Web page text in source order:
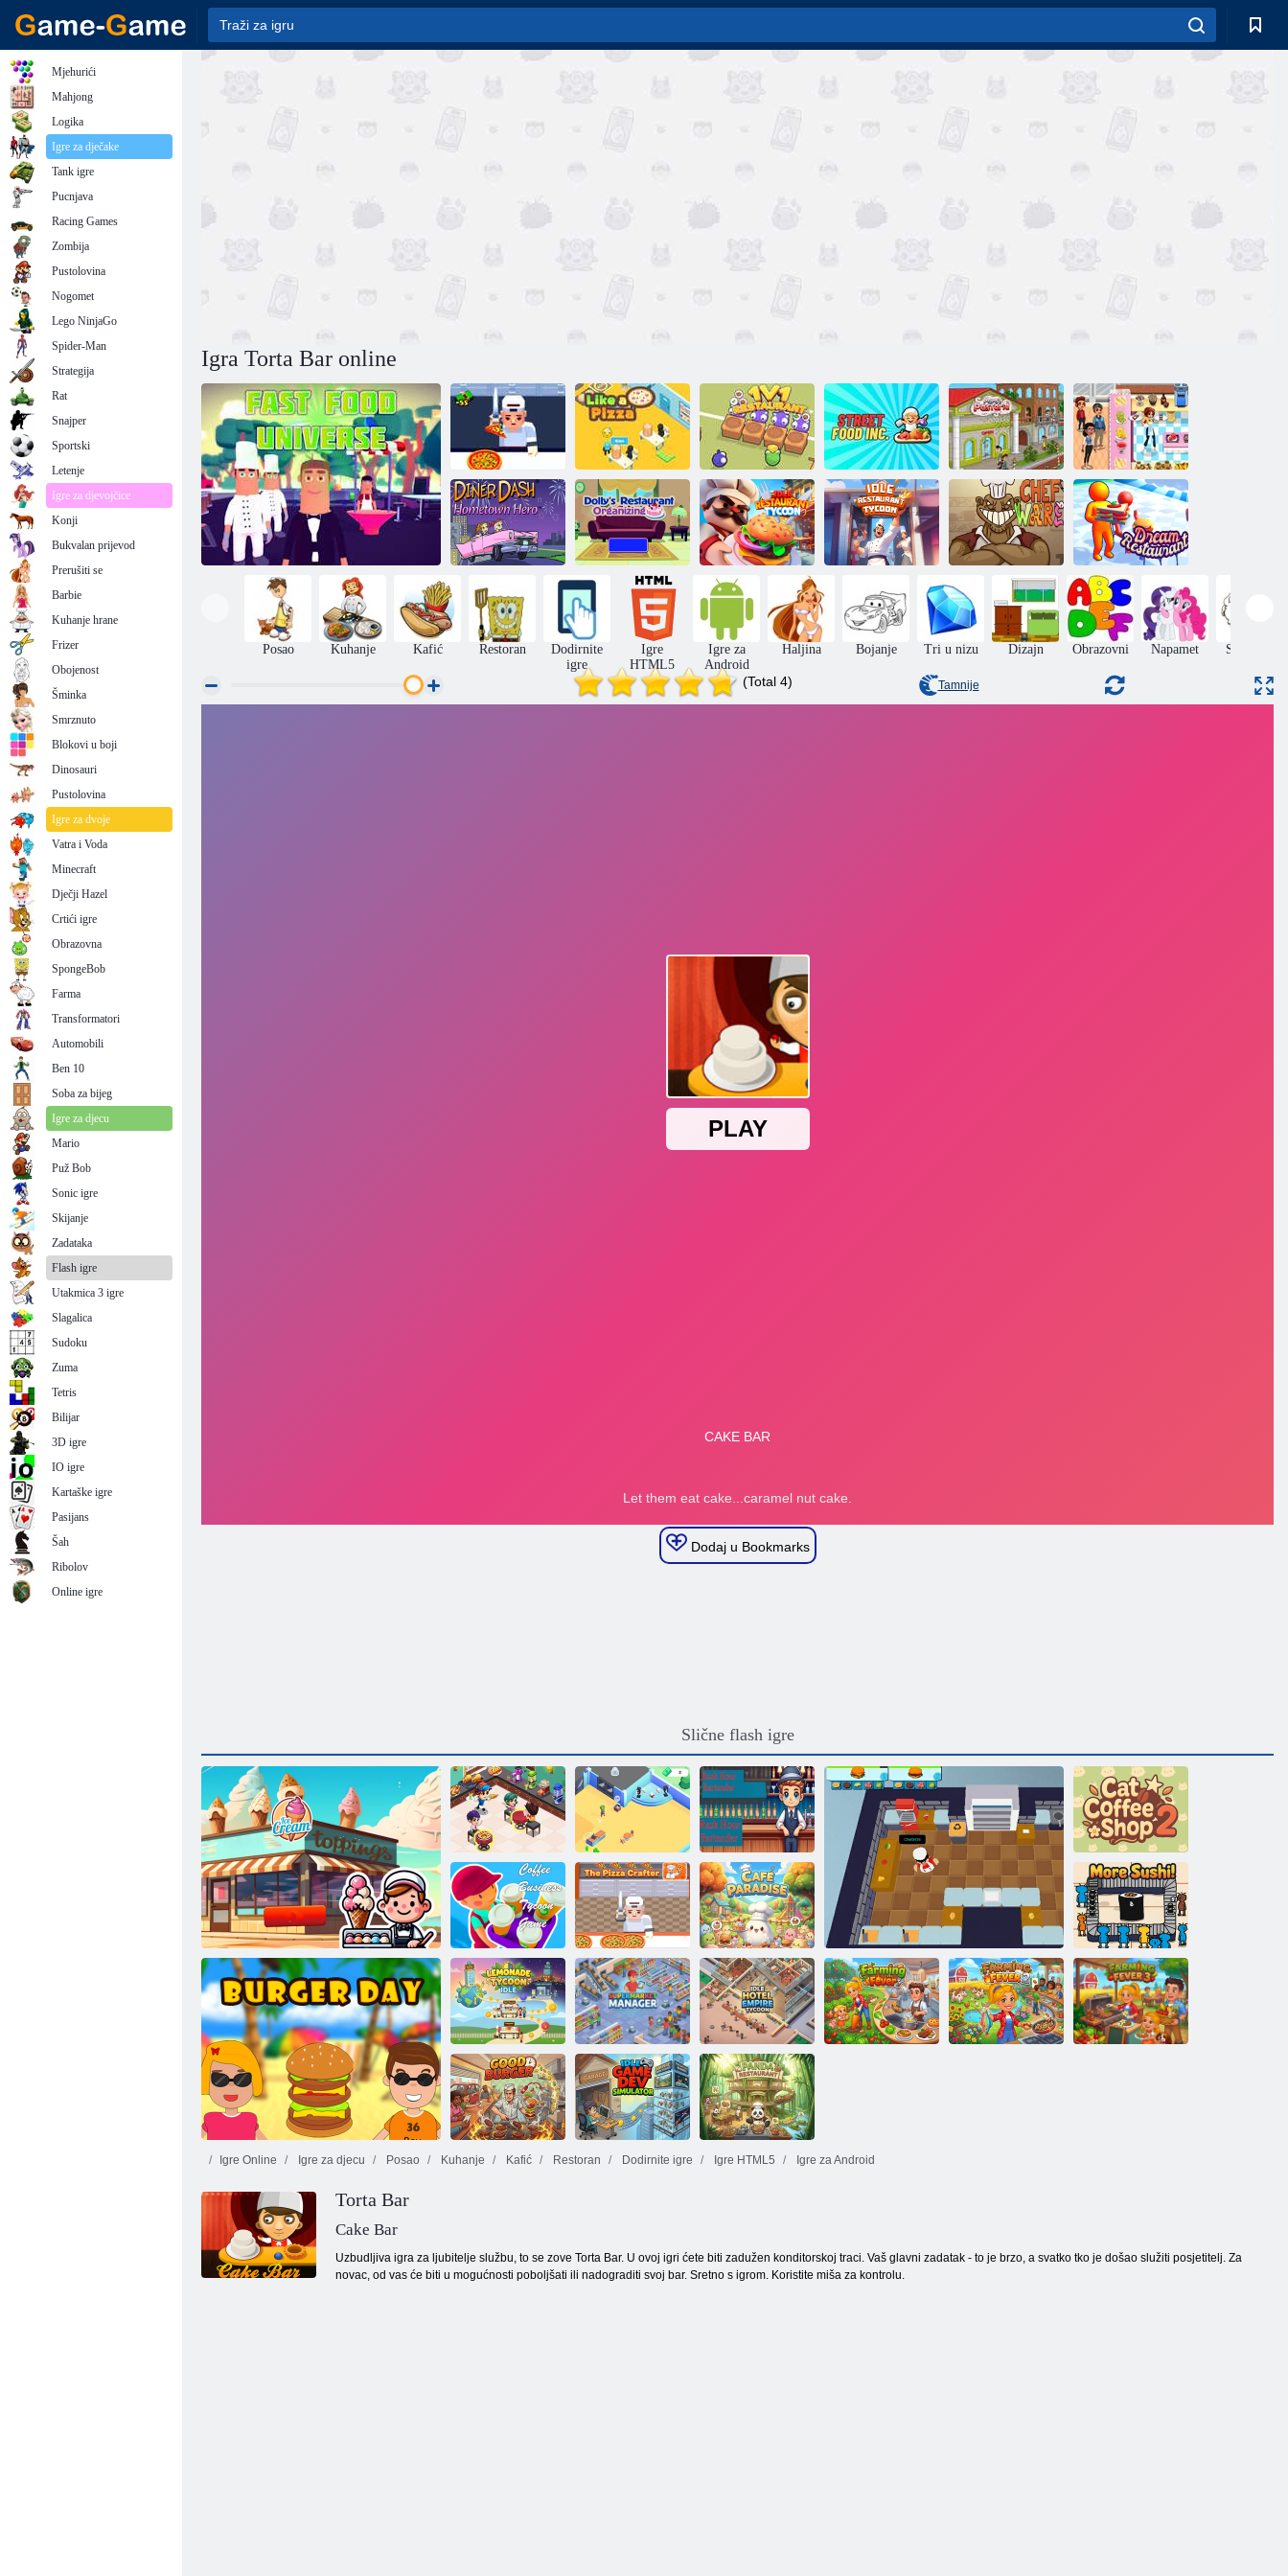
Igra Torta Bar online
Tycoon Pizza
Cafe
Kao pizza Restoran 1 na 1 Ulična hrana
Restoran Papa
Louie
Kuhanje u
kuhinji restorana
Groznica ručka
Heroj rodnog
grada
Organizacija
restorana Dolly
Restoran Tycoon Restoran Tajkun Kuhar
Restoran iz
snova
Posao Kuhanje Kafić Restoran
Dodirnite
igre
Igre
HTML5
Igre za
Android
Haljina Bojanje Tri u nizu Dizajn Obrazovni Napamet Skakanje
(Total 4) Tamnije
Dodaj u Bookmarks
Slične flash igre
Preljevi sladoleda
Kulinarska
kuhinja
restorana
Zombi kafić Barmen u špici Mačji kafić 2
Tajkun posla s
kavom
Kreator pizza Cafe Paradise Još sushija!
Tajkun od
limunade
Voditelj
supermarketa
Tycoon: Hotel
Empire
Igre Online Igre za djecu Posao Kuhanje Kafić Restoran Dodirnite igre Igre HTML5 Igre za Android
Torta Bar
Cake Bar
Uzbudljiva igra za ljubitelje službu, to se zove Torta Bar. U ovoj igri ćete biti zadužen konditorskoj traci. Vaš glavni zadatak - to je brzo, a svatko tko je došao služiti posjetitelj. Za
novac, od vas će biti u mogućnosti poboljšati ili nadograditi svoj bar. Sretno s igrom. Koristite miša za kontrolu.
Mjehurići
Mahjong
Logika
Igre za dječake
Tank igre
Pucnjava
Racing Games
Zombija
Pustolovina
Nogomet
Lego NinjaGo
Spider-Man
Strategija
Rat
Snajper
Sportski
Letenje
Igre za djevojčice
Konji
Bukvalan prijevod
Prerušiti se
Barbie
Kuhanje hrane
Frizer
Obojenost
Šminka
Smrznuto
Blokovi u boji
Dinosauri
Pustolovina
Igre za dvoje
Vatra i Voda
Minecraft
Dječji Hazel
Crtići igre
Obrazovna
SpongeBob
Farma
Transformatori
Automobili
Ben 10
Soba za bijeg
Igre za djecu
Mario
Puž Bob
Sonic igre
Skijanje
Zadataka
Flash igre
Utakmica 3 igre
Slagalica
Sudoku
Zuma
Tetris
Bilijar
3D igre
IO igre
Kartaške igre
Pasijans
Šah
Ribolov
Online igre